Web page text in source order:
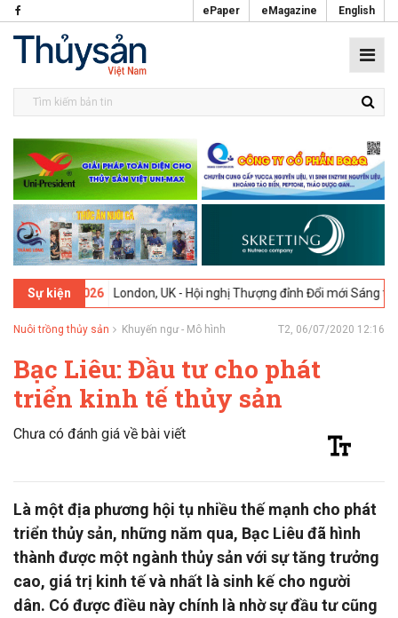
ePaper eMagazine English
Sự kiện
2026 London, UK - Hội nghị Thượng đỉnh Đổi mới Sáng tạo trong
Nuôi trồng thủy sản Khuyến ngư - Mô hình T2, 06/07/2020 12:16
Bạc Liêu: Đầu tư cho phát
triển kinh tế thủy sản
Chưa có đánh giá về bài viết
Là một địa phương hội tụ nhiều thế mạnh cho phát
triển thủy sản, những năm qua, Bạc Liêu đã hình
thành được một ngành thủy sản với sự tăng trưởng
cao, giá trị kinh tế và nhất là sinh kế cho người
dân. Có được điều này chính là nhờ sự đầu tư cũng